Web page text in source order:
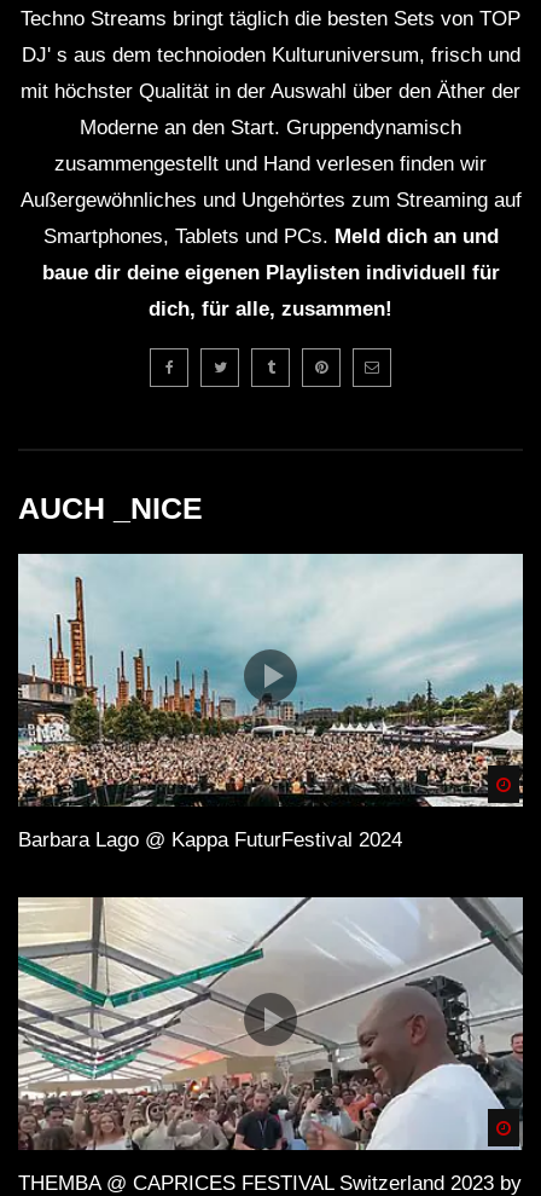
Techno Streams bringt täglich die besten Sets von TOP
DJ' s aus dem technoioden Kulturuniversum, frisch und
mit höchster Qualität in der Auswahl über den Äther der
Moderne an den Start. Gruppendynamisch
zusammengestellt und Hand verlesen finden wir
Außergewöhnliches und Ungehörtes zum Streaming auf
Smartphones, Tablets und PCs. Meld dich an und
baue dir deine eigenen Playlisten individuell für
dich, für alle, zusammen!
AUCH _NICE
Barbara Lago @ Kappa FuturFestival 2024
THEMBA @ CAPRICES FESTIVAL Switzerland 2023 by